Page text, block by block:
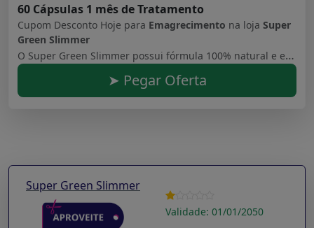
60 Cápsulas 1 mês de Tratamento
Cupom Desconto Hoje para Emagrecimento na loja Super
Green Slimmer
O Super Green Slimmer possui fórmula 100% natural e eficaz onde contém ingredientes potencializados capazes de agilizar o processo de emagrecimento definitivo e sem sofrimento.
➤ Pegar Oferta
Super Green Slimmer
Validade: 01/01/2050